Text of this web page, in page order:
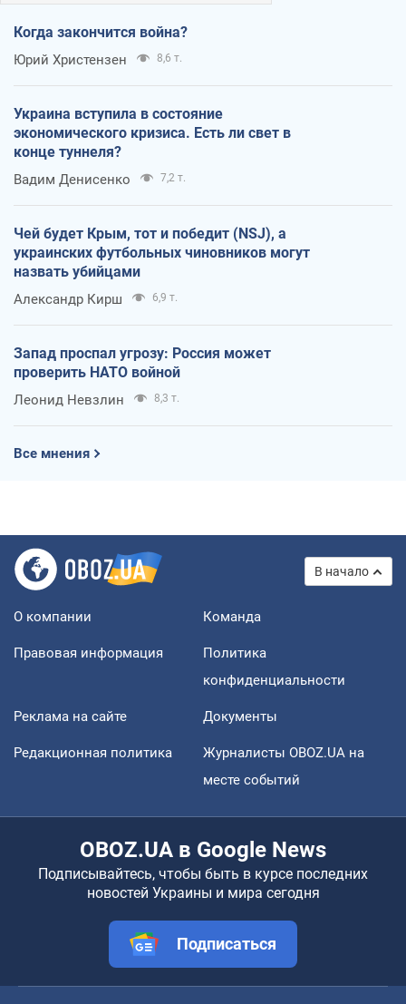
Когда закончится война?
Юрий Христензен 8,6 т.
Украина вступила в состояние
экономического кризиса. Есть ли свет в
конце туннеля?
Вадим Денисенко 7,2 т.
Чей будет Крым, тот и победит (NSJ), а
украинских футбольных чиновников могут
назвать убийцами
Александр Кирш 6,9 т.
Запад проспал угрозу: Россия может
проверить НАТО войной
Леонид Невзлин 8,3 т.
Все мнения
В начало
О компании Команда
Правовая информация
Политика
конфиденциальности
Реклама на сайте Документы
Редакционная политика
Журналисты OBOZ.UA на
месте событий
OBOZ.UA в Google News
Подписывайтесь, чтобы быть в курсе последних
новостей Украины и мира сегодня
Подписаться